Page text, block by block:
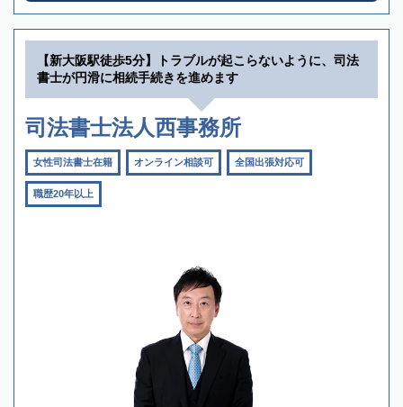
【新大阪駅徒歩5分】トラブルが起こらないように、司法
書士が円滑に相続手続きを進めます
司法書士法人西事務所
女性司法書士在籍 オンライン相談可 全国出張対応可
職歴20年以上